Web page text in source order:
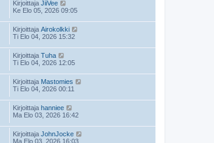
Kirjoittaja JiiVee
Ke Elo 05, 2026 09:05
Kirjoittaja Airokolkki
Ti Elo 04, 2026 15:32
Kirjoittaja Tuha
Ti Elo 04, 2026 12:05
Kirjoittaja Mastomies
Ti Elo 04, 2026 00:11
Kirjoittaja hanniee
Ma Elo 03, 2026 16:42
Kirjoittaja JohnJocke
Ma Elo 03, 2026 16:03